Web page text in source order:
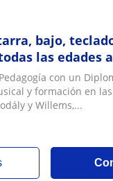
bajo,
las edades
con un
y formación en
y Willems,...